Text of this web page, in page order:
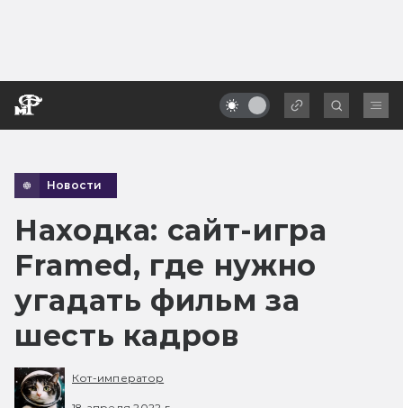
Новости
Находка: сайт-игра
Framed, где нужно
угадать фильм за
шесть кадров
Кот-император